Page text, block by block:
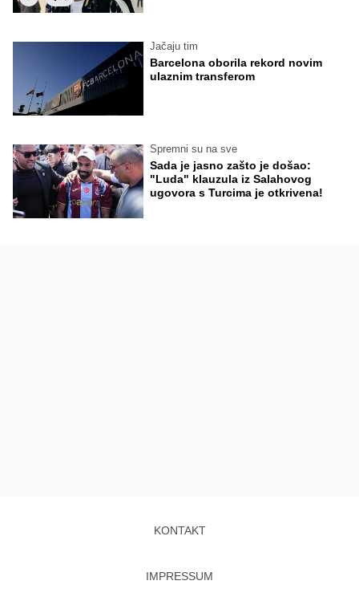
Jačaju tim
Barcelona oborila rekord novim
ulaznim transferom
Spremni su na sve
Sada je jasno zašto je došao:
"Luda" klauzula iz Salahovog
ugovora s Turcima je otkrivena!
KONTAKT
IMPRESSUM